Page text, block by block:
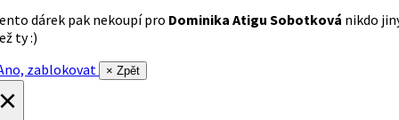
dárek pak nekoupí pro Dominika Atigu Sobotková nikdo
ty :)
zablokovat
× Zpět